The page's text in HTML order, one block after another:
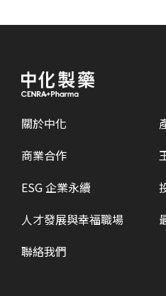
關於中化
商業合作
ESG 企業永續
人才發展與幸福職場
聯絡我們